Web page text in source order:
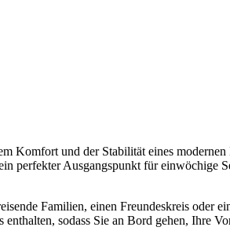
Komfort und der Stabilität eines
perfekter Ausgangspunkt für einwöchige
Familien, einen Freundeskreis oder
sodass Sie an Bord gehen, Ihre